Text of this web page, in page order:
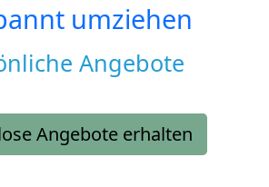
umziehen
Angebote
Angebote erhalten